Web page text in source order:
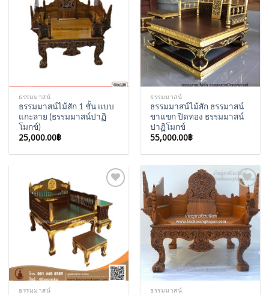
Add to
Wishlist
ธรรมมาสน์
ธรรมมาสน์ไม้สัก 1 ชั้น แบบ
แกะลาย (ธรรมมาสน์ปาฏิ
โมกข์)
25,000.00฿
Add to
Wishlist
ธรรมมาสน์
ธรรมมาสน์ไม้สัก ธรรมาสน์
ขาแขก ปิดทอง ธรรมมาสน์
ปาฏิโมกข์
55,000.00฿
Wishlist
ธรรมมาสน์
Add to
Wishlist
ธรรมมาสน์